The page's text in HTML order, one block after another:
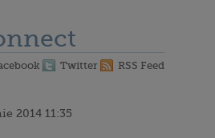
Twitter RSS Feed
2014 11:35